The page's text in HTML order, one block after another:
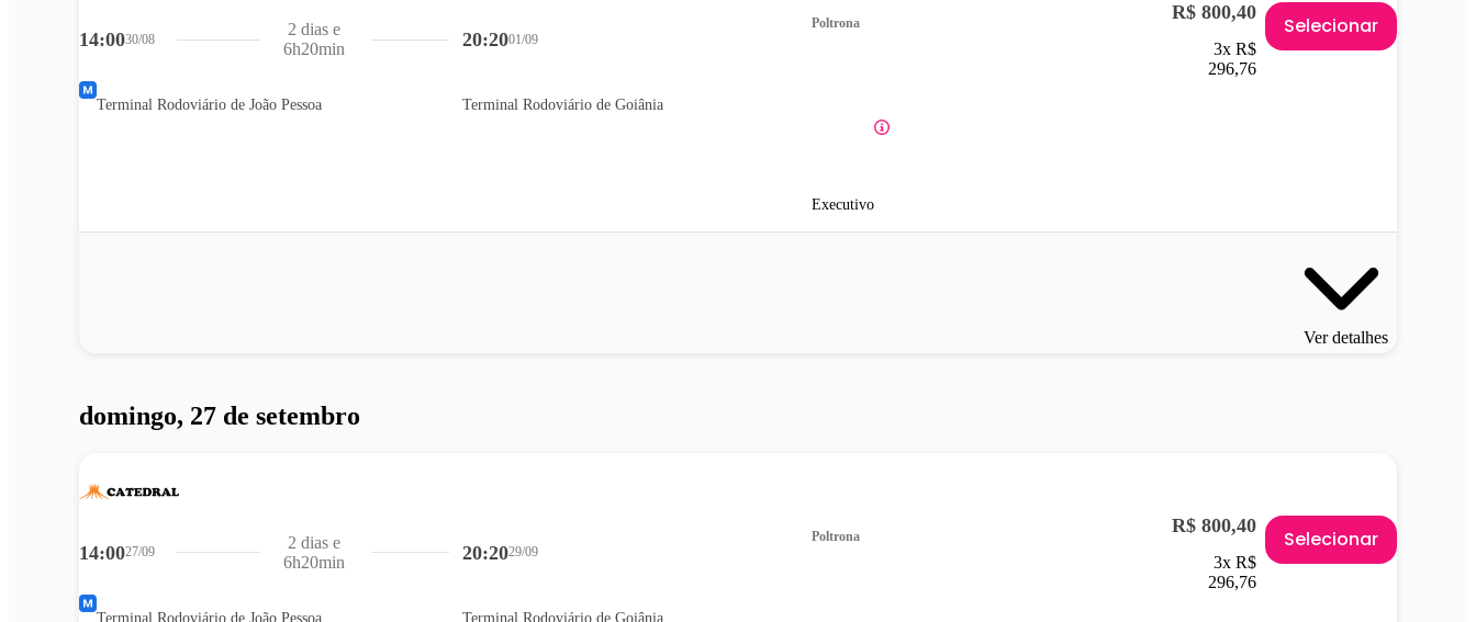
14:0030/08
Terminal Rodoviário de João Pessoa
20:2001/09
Terminal Rodoviário de Goiânia
2 dias e
6h20min
Poltrona
Executivo
R$ 800,40
3x R$
296,76
Selecionar
Ver detalhes
domingo, 27 de setembro
14:0027/09
Terminal Rodoviário de João Pessoa
20:2029/09
Terminal Rodoviário de Goiânia
2 dias e
6h20min
Poltrona R$ 800,40
3x R$
296,76
Selecionar